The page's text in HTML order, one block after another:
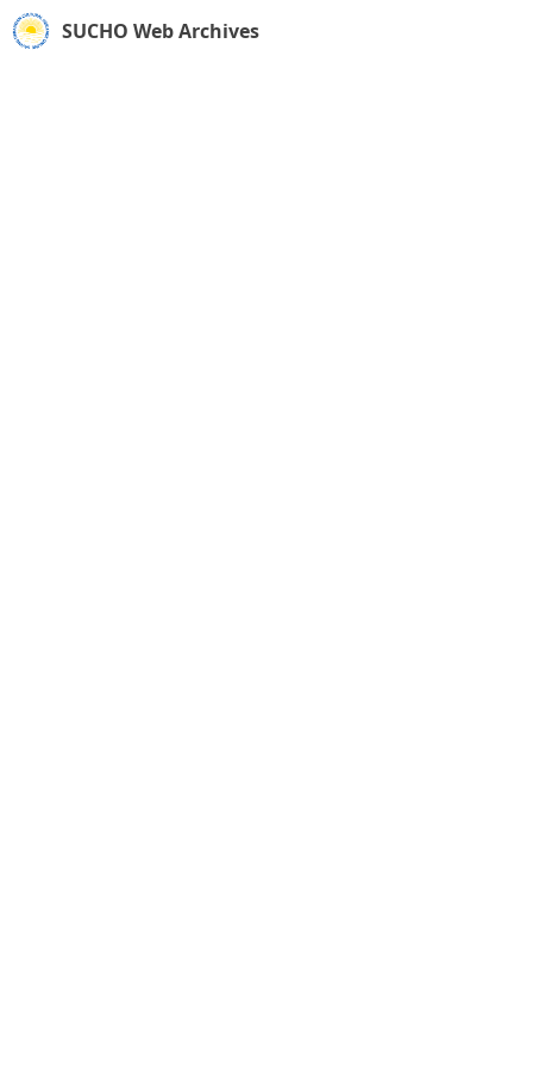
SUCHO Web Archives